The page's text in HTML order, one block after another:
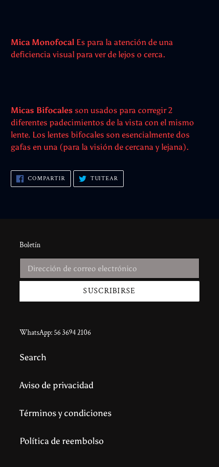
Mica Monofocal Es para la atención de una
deficiencia visual para ver de lejos o cerca.
Micas Bifocales son usados para corregir 2
diferentes padecimientos de la vista con el mismo
lente. Los lentes bifocales son esencialmente dos
gafas en una (para la visión de cercana y lejana).
COMPARTIR COMPARTIR
FACEBOOK
TUITEAR
TWITTER
Boletín
SUSCRIBIRSE
WhatsApp: 56 3694 2106
Search
Aviso de privacidad
Términos y condiciones
Política de reembolso